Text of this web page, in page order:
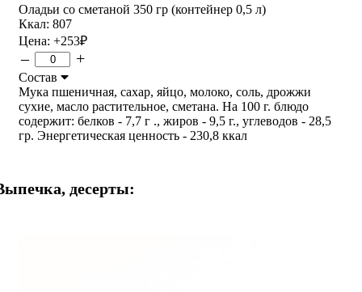
Оладьи со сметаной 350 гр (контейнер 0,5 л)
Ккал: 807
Цена: +253₽
– +
Состав
Мука пшеничная, сахар, яйцо, молоко, соль, дрожжи
сухие, масло растительное, сметана. На 100 г. блюдо
содержит: белков - 7,7 г ., жиров - 9,5 г., углеводов - 28,5
гр. Энергетическая ценность - 230,8 ккал
десерты: